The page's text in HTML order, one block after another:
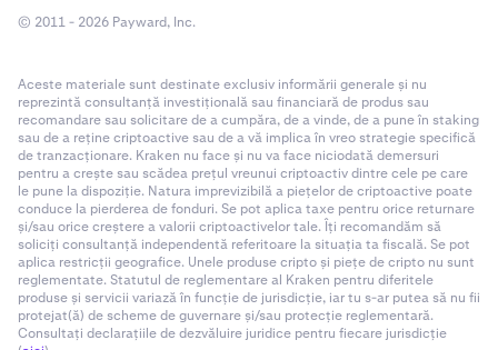
© 2011 - 2026 Payward, Inc.
Aceste materiale sunt destinate exclusiv informării generale și nu
reprezintă consultanță investițională sau financiară de produs sau
recomandare sau solicitare de a cumpăra, de a vinde, de a pune în staking
sau de a reține criptoactive sau de a vă implica în vreo strategie specifică
de tranzacționare. Kraken nu face și nu va face niciodată demersuri
pentru a crește sau scădea prețul vreunui criptoactiv dintre cele pe care
le pune la dispoziție. Natura imprevizibilă a piețelor de criptoactive poate
conduce la pierderea de fonduri. Se pot aplica taxe pentru orice returnare
și/sau orice creștere a valorii criptoactivelor tale. Îți recomandăm să
soliciți consultanță independentă referitoare la situația ta fiscală. Se pot
aplica restricții geografice. Unele produse cripto și piețe de cripto nu sunt
reglementate. Statutul de reglementare al Kraken pentru diferitele
produse și servicii variază în funcție de jurisdicție, iar tu s-ar putea să nu fii
protejat(ă) de scheme de guvernare și/sau protecție reglementară.
Consultați declarațiile de dezvăluire juridice pentru fiecare jurisdicție